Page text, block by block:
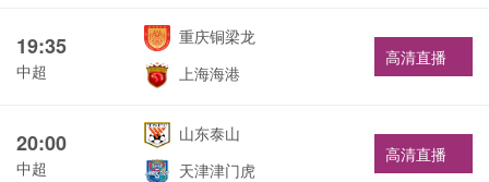
19:35
中超
重庆铜梁龙
上海海港
高清直播
20:00
中超
山东泰山
天津津门虎
高清直播